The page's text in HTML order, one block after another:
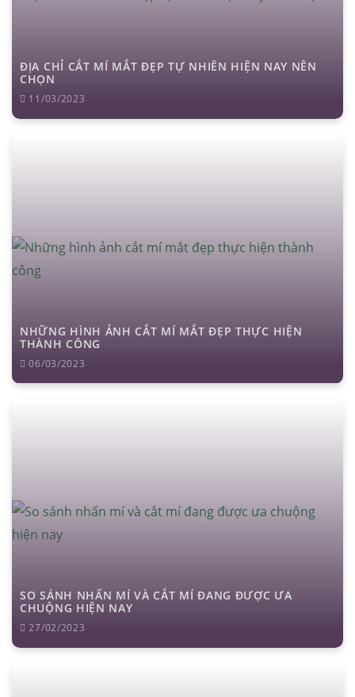
ĐỊA CHỈ CẮT MÍ MẮT ĐẸP TỰ NHIÊN HIỆN NAY NÊN
CHỌN
11/03/2023
NHỮNG HÌNH ẢNH CẮT MÍ MẮT ĐẸP THỰC HIỆN
THÀNH CÔNG
06/03/2023
SO SÁNH NHẤN MÍ VÀ CẮT MÍ ĐANG ĐƯỢC ƯA
CHUỘNG HIỆN NAY
27/02/2023